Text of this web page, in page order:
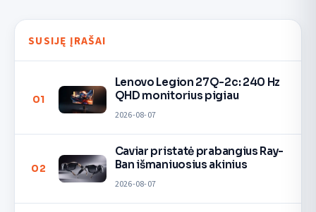
SUSIJĘ ĮRAŠAI
01
Lenovo Legion 27Q-2c: 240 Hz
QHD monitorius pigiau
2026-08-07
02
Caviar pristatė prabangius Ray-
Ban išmaniuosius akinius
2026-08-07